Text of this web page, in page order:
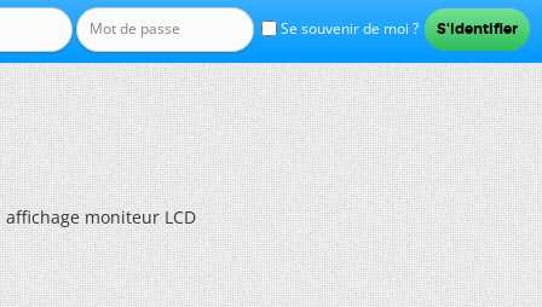
Se souvenir de moi ?
affichage moniteur LCD